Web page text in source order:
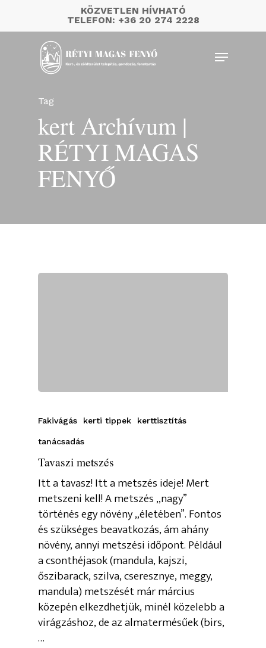
main
KÖZVETLEN HÍVHATÓ
TELEFON: +36 20 274 2228
Menu
Tag
kert Archívum |
RÉTYI MAGAS
FENYŐ
Fakivágás kerti tippek kerttisztítás
tanácsadás
Tavaszi metszés
Itt a tavasz! Itt a metszés ideje! Mert
metszeni kell! A metszés „nagy”
történés egy növény „életében”. Fontos
és szükséges beavatkozás, ám ahány
növény, annyi metszési időpont. Például
a csonthéjasok (mandula, kajszi,
őszibarack, szilva, cseresznye, meggy,
mandula) metszését már március
közepén elkezdhetjük, minél közelebb a
virágzáshoz, de az almatermésűek (birs,
…